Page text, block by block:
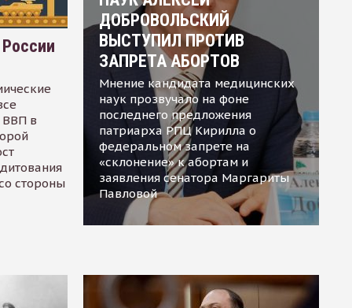
ВВП в
стороны
ДОБРОВОЛЬСКИЙ
ВЫСТУПИЛ ПРОТИВ
ЗАПРЕТА АБОРТОВ
Мнение кандидата медицинских
наук прозвучало на фоне
последнего предложения
патриарха РПЦ Кирилла о
федеральном запрете на
«склонение» к абортам и
заявления сенатора Маргариты
Павловой